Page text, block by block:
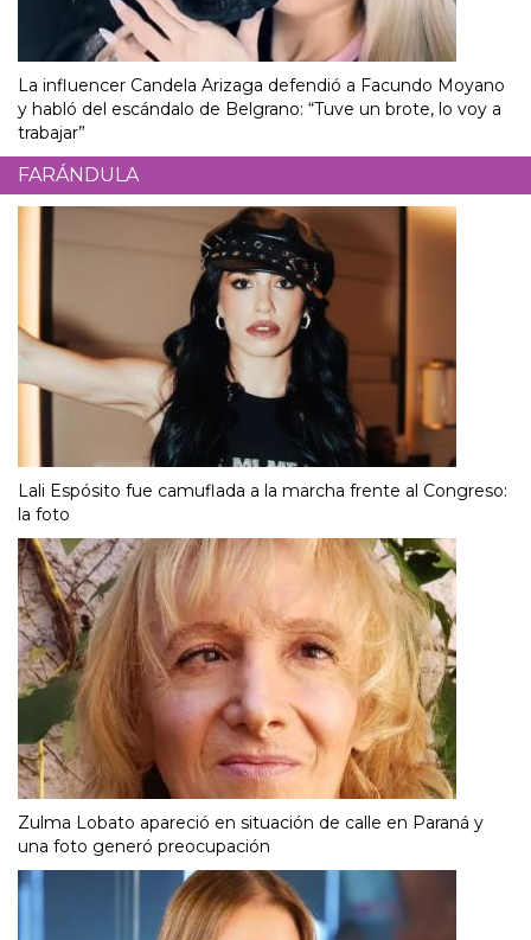
La influencer Candela Arizaga defendió a Facundo Moyano
y habló del escándalo de Belgrano: “Tuve un brote, lo voy a
trabajar”
FARÁNDULA
Lali Espósito fue camuflada a la marcha frente al Congreso:
la foto
Zulma Lobato apareció en situación de calle en Paraná y
una foto generó preocupación